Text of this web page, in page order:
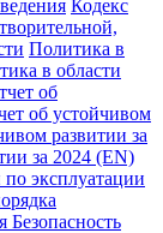
Кодекс
Политика в
в области
об
об устойчивом
развитии за
за 2024 (EN)
эксплуатации
Безопасность